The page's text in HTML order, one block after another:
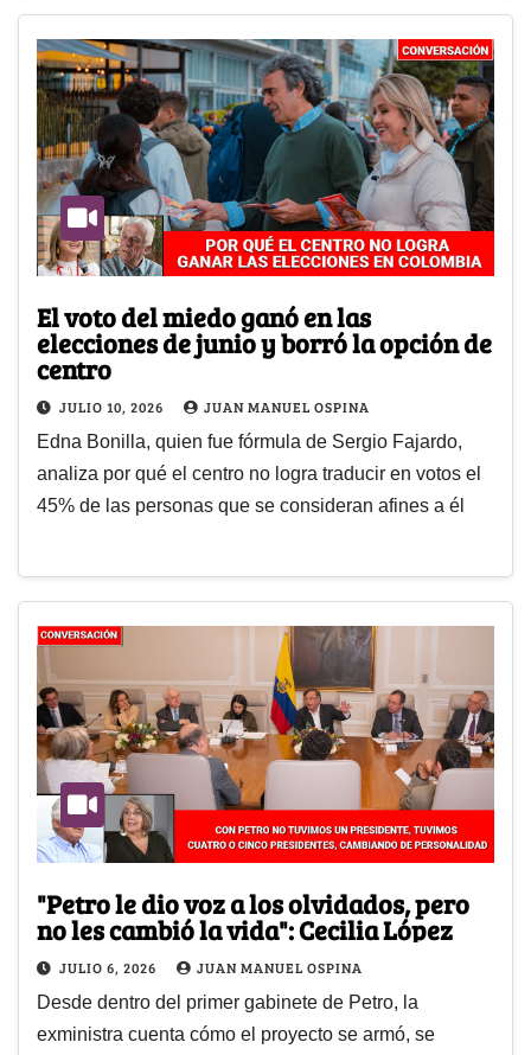
El voto del miedo ganó en las
elecciones de junio y borró la opción de
centro
JULIO 10, 2026 JUAN MANUEL OSPINA
Edna Bonilla, quien fue fórmula de Sergio Fajardo,
analiza por qué el centro no logra traducir en votos el
45% de las personas que se consideran afines a él
"Petro le dio voz a los olvidados, pero
no les cambió la vida": Cecilia López
JULIO 6, 2026 JUAN MANUEL OSPINA
Desde dentro del primer gabinete de Petro, la
exministra cuenta cómo el proyecto se armó, se